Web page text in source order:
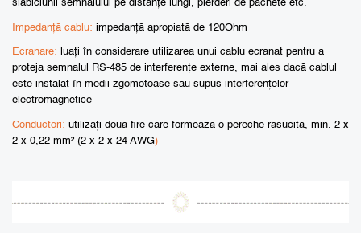
slăbiciunii semnalului pe distanțe lungi, pierderi de pachete etc.
Impedanță cablu: impedanță apropiată de 120Ohm
Ecranare:
luați în considerare utilizarea unui cablu ecranat pentru a
proteja semnalul RS-485 de interferențe externe, mai ales dacă cablul
este instalat în medii zgomotoase sau supus interferențelor
electromagnetice
Conductori: utilizați două fire care formează o pereche răsucită, min. 2 x
2 x 0,22 mm² (2 x 2 x 24 AWG)